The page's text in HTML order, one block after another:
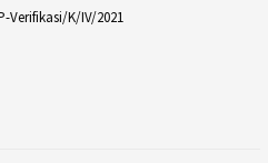
Verifikasi/K/IV/2021